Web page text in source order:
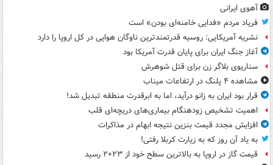
آهوی ایرانی
فریاد مردم «فدایی خامنه‌ای بودن» است
نشریه آمریکایی: روسیه قدرتمندترین ناوگان هوایی در کل اروپا را دارد
آغاز جنگ ایران برای پایان قدرت آمریکا بود
سناریوی بلاگر زن برای قتل شوهرش
مشاهده ۴ پلنگ در ارتفاعات میناب
قرار بود ایران به زانو درآید، اما به ابرقدرت منطقه تبدیل شد!
اهمیت تشخیص زودهنگام بیماری‌های دریچه‌ای قلب
افزایش مجدد قیمت بنزین نتیجه ابهام در مذاکرات
به یاد آن روز که به زیارت کربلا رفتی!
قیمت گاز در اروپا به بالاترین سطح خود از ۲۰۲۳ رسید